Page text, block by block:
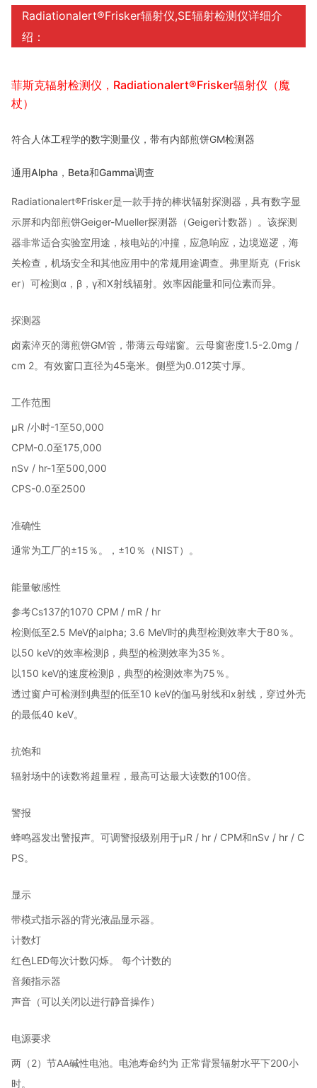
Radiationalert®Frisker辐射仪,SE辐射检测仪详细介
绍：
菲斯克辐射检测仪， Radiationalert®Frisker辐射仪（魔
杖）
符合人体工程学的数字测量仪，带有内部煎饼GM检测器
通用Alpha，Beta和Gamma调查
Radiationalert®Frisker是一款手持的棒状辐射探测器，具有数字显
示屏和内部煎饼Geiger-Mueller探测器（Geiger计数器）。该探测
器非常适合实验室用途，核电站的冲撞，应急响应，边境巡逻，海
关检查，机场安全和其他应用中的常规用途调查。 弗里斯克（Frisk
er）可检测α，β，γ和X射线辐射。效率因能量和同位素而异。
探测器
卤素淬灭的薄煎饼GM管，带薄云母端窗。 云母窗密度1.5-2.0mg /
cm 2。 有效窗口直径为45毫米。 侧壁为0.012英寸厚。
工作范围
µR /小时-1至50,000
CPM-0.0至175,000
nSv / hr-1至500,000
CPS-0.0至2500
准确性
通常为工厂的±15％。 ，±10％（NIST）。
能量敏感性
参考Cs137的1070 CPM / mR / hr
检测低至2.5 MeV的alpha; 3.6 MeV时的典型检测效率大于80％。
以50 keV的效率检测β，典型的检测效率为35％。
以150 keV的速度检测β，典型的检测效率为75％。
透过窗户可检测到典型的低至10 keV的伽马射线和x射线，穿过外壳
的最低40 keV。
抗饱和
辐射场中的读数将超量程，最高可达最大读数的100倍。
警报
蜂鸣器发出警报声。 可调警报级别用于µR / hr / CPM和nSv / hr / C
PS。
显示
带模式指示器的背光液晶显示器。
计数灯
红色LED每次计数闪烁。
每个计数的
音频指示器
声音（可以关闭以进行静音操作）
电源要求
两（2）节AA碱性电池。 电池寿命约为 正常背景辐射水平下200小
时。